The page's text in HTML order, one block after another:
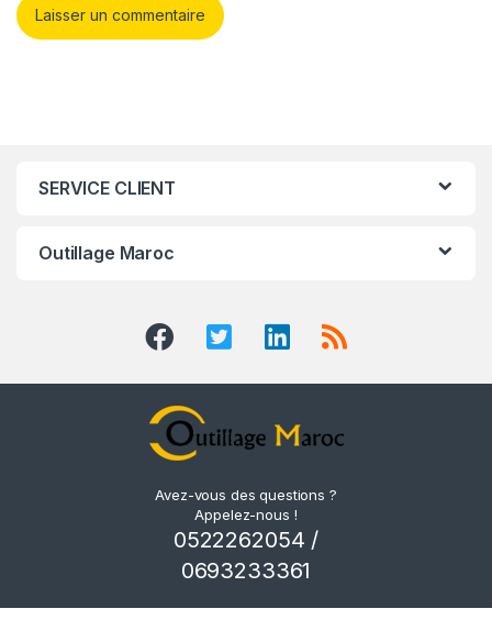
SERVICE CLIENT
Outillage Maroc
Avez-vous des questions ?
Appelez-nous !
0522262054 /
0693233361